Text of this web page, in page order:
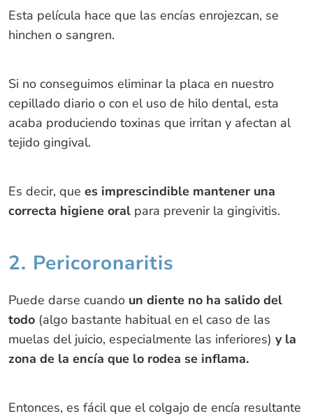
Esta película hace que las encías enrojezcan, se
hinchen o sangren.
Si no conseguimos eliminar la placa en nuestro
cepillado diario o con el uso de hilo dental, esta
acaba produciendo toxinas que irritan y afectan al
tejido gingival.
Es decir, que es imprescindible mantener una
correcta higiene oralpara prevenir la gingivitis.
2. Pericoronaritis
Puede darse cuando un diente no ha salido del
todo(algo bastante habitual en el caso de las
muelas del juicio, especialmente las inferiores) y la
zona de la encía que lo rodea se inflama.
Entonces, es fácil que el colgajo de encía resultante